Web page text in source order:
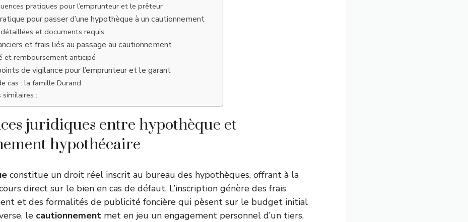
pratiques pour l’emprunteur et le prêteur
pour passer d’une hypothèque à un cautionnement
et documents requis
et frais liés au passage au cautionnement
et remboursement anticipé
de vigilance pour l’emprunteur et le garant
cas : la famille Durand
:
juridiques entre hypothèque et
hypothécaire
constitue un droit réel inscrit au bureau des hypothèques, offrant à la
direct sur le bien en cas de défaut. L’inscription génère des frais
et des formalités de publicité foncière qui pèsent sur le budget initial
le cautionnement met en jeu un engagement personnel d’un tiers,